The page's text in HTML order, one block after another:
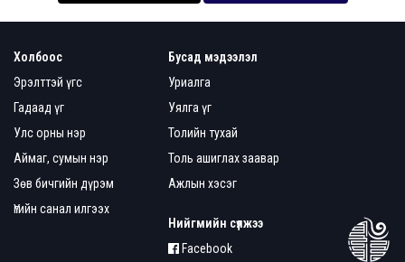
Холбоос
Эрэлттэй үгс
Гадаад үг
Улс орны нэр
Аймаг, сумын нэр
Зөв бичгийн дүрэм
Үгийн санал илгээх
Бусад мэдээлэл
Уриалга
Уялга үг
Толийн тухай
Толь ашиглах заавар
Ажлын хэсэг
Нийгмийн сүлжээ
Facebook